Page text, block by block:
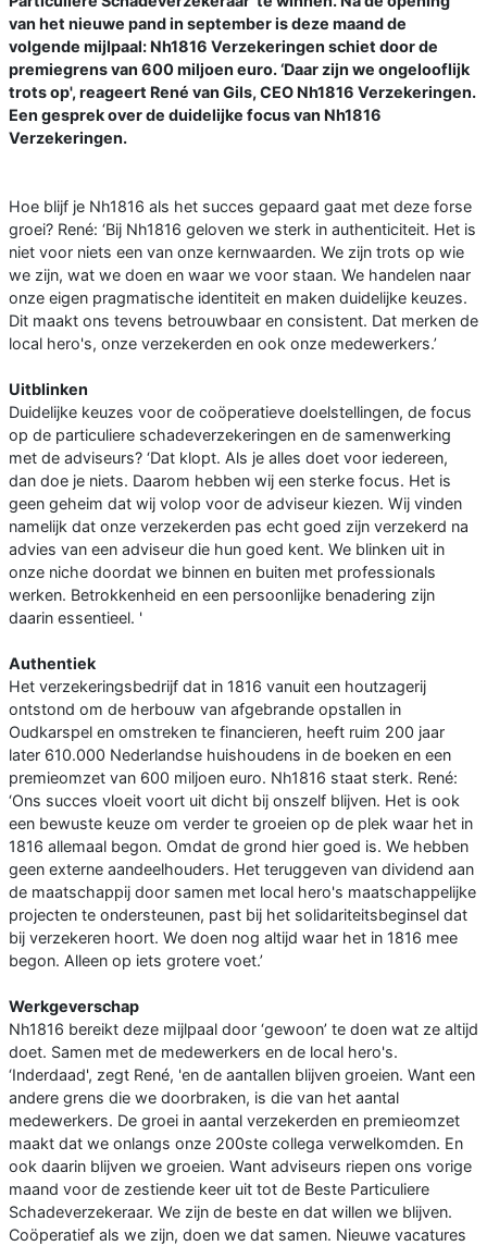
van het nieuwe pand in september is deze maand de
volgende mijlpaal: Nh1816 Verzekeringen schiet door de
premiegrens van 600 miljoen euro. ‘Daar zijn we ongelooflijk
trots op', reageert René van Gils, CEO Nh1816 Verzekeringen.
Een gesprek over de duidelijke focus van Nh1816
Verzekeringen.
Hoe blijf je Nh1816 als het succes gepaard gaat met deze forse
groei? René: ‘Bij Nh1816 geloven we sterk in authenticiteit. Het is
niet voor niets een van onze kernwaarden. We zijn trots op wie
we zijn, wat we doen en waar we voor staan. We handelen naar
onze eigen pragmatische identiteit en maken duidelijke keuzes.
Dit maakt ons tevens betrouwbaar en consistent. Dat merken de
local hero's, onze verzekerden en ook onze medewerkers.’
Uitblinken
Duidelijke keuzes voor de coöperatieve doelstellingen, de focus
op de particuliere schadeverzekeringen en de samenwerking
met de adviseurs? ‘Dat klopt. Als je alles doet voor iedereen,
dan doe je niets. Daarom hebben wij een sterke focus. Het is
geen geheim dat wij volop voor de adviseur kiezen. Wij vinden
namelijk dat onze verzekerden pas echt goed zijn verzekerd na
advies van een adviseur die hun goed kent. We blinken uit in
onze niche doordat we binnen en buiten met professionals
werken. Betrokkenheid en een persoonlijke benadering zijn
daarin essentieel. '
Authentiek
Het verzekeringsbedrijf dat in 1816 vanuit een houtzagerij
ontstond om de herbouw van afgebrande opstallen in
Oudkarspel en omstreken te financieren, heeft ruim 200 jaar
later 610.000 Nederlandse huishoudens in de boeken en een
premieomzet van 600 miljoen euro. Nh1816 staat sterk. René:
‘Ons succes vloeit voort uit dicht bij onszelf blijven. Het is ook
een bewuste keuze om verder te groeien op de plek waar het in
1816 allemaal begon. Omdat de grond hier goed is. We hebben
geen externe aandeelhouders. Het teruggeven van dividend aan
de maatschappij door samen met local hero's maatschappelijke
projecten te ondersteunen, past bij het solidariteitsbeginsel dat
bij verzekeren hoort. We doen nog altijd waar het in 1816 mee
begon. Alleen op iets grotere voet.’
Werkgeverschap
Nh1816 bereikt deze mijlpaal door ‘gewoon’ te doen wat ze altijd
doet. Samen met de medewerkers en de local hero's.
‘Inderdaad', zegt René, 'en de aantallen blijven groeien. Want een
andere grens die we doorbraken, is die van het aantal
medewerkers. De groei in aantal verzekerden en premieomzet
maakt dat we onlangs onze 200ste collega verwelkomden. En
ook daarin blijven we groeien. Want adviseurs riepen ons vorige
maand voor de zestiende keer uit tot de Beste Particuliere
Schadeverzekeraar. We zijn de beste en dat willen we blijven.
Coöperatief als we zijn, doen we dat samen. Nieuwe vacatures